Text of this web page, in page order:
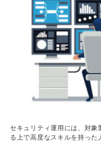
セキュリティ運用には、対
る上で高度なスキルを持っ